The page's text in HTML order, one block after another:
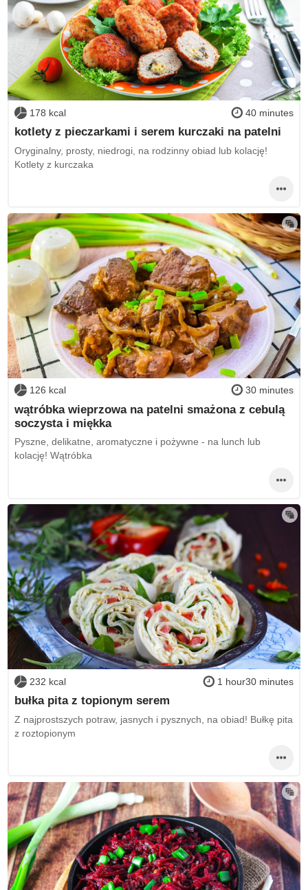
178 kcal 40 minutes
kotlety z pieczarkami i serem kurczaki na patelni
Oryginalny, prosty, niedrogi, na rodzinny obiad lub kolację!
Kotlety z kurczaka
126 kcal 30 minutes
wątróbka wieprzowa na patelni smażona z cebulą
soczysta i miękka
Pyszne, delikatne, aromatyczne i pożywne - na lunch lub
kolację! Wątróbka
232 kcal 1 hour30 minutes
bułka pita z topionym serem
Z najprostszych potraw, jasnych i pysznych, na obiad! Bułkę pita
z roztopionym